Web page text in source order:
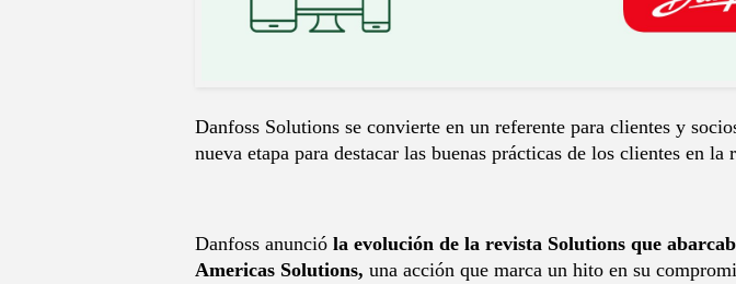
Danfoss Solutions se convierte en un referente para clientes y
nueva etapa para destacar las buenas prácticas de los clientes en la
Danfoss anunció la evolución de la revista Solutions que
Americas Solutions, una acción que marca un hito en su